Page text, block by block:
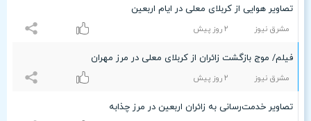
تصاویر هوایی از کربلای معلی در ایام اربعین
مشرق نیوز ۲ روز پیش
فیلم/ موج بازگشت زائران از کربلای معلی در مرز مهران
مشرق نیوز ۲ روز پیش
تصاویر خدمت‌رسانی به زائران اربعین در مرز چذابه